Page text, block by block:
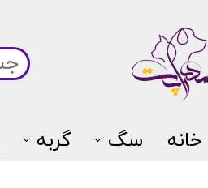
خانه سگ گربه